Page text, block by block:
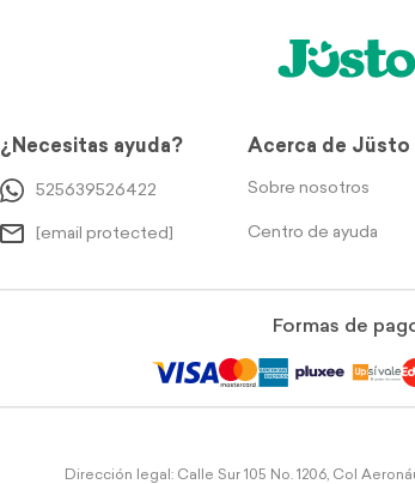
¿Necesitas ayuda?
525639526422
[email protected]
Acerca de Jüsto
Sobre nosotros
Centro de ayuda
Formas de
Dirección legal: Calle Sur 105 No. 1206, Col